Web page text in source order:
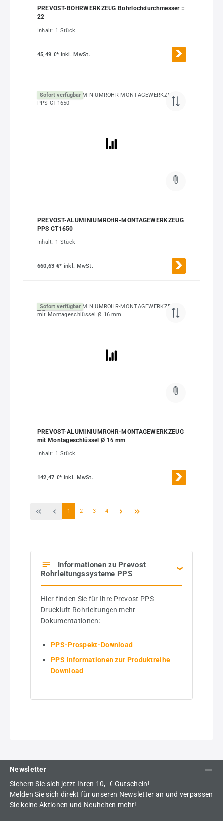
PREVOST-BOHRWERKZEUG Bohrlochdurchmesser =
22
Inhalt: 1 Stück
45,49 €* inkl. MwSt.
Sofort verfügbar
PREVOST-ALUMINIUMROHR-MONTAGEWERKZEUG
PPS CT1650
Inhalt: 1 Stück
660,63 €* inkl. MwSt.
Sofort verfügbar
PREVOST-ALUMINIUMROHR-MONTAGEWERKZEUG
mit Montageschlüssel Ø 16 mm
Inhalt: 1 Stück
142,47 €* inkl. MwSt.
Seite
1 Seite
2 Seite
3 Seite
4
Informationen zu Prevost
Rohrleitungssysteme PPS
Hier finden Sie für Ihre Prevost PPS
Druckluft Rohrleitungen mehr
Dokumentationen:
PPS-Prospekt-Download
PPS Informationen zur Produktreihe
Download
Newsletter
Sichern Sie sich jetzt Ihren 10,- € Gutschein!
Melden Sie sich direkt für unseren Newsletter an und verpassen
Sie keine Aktionen und Neuheiten mehr!